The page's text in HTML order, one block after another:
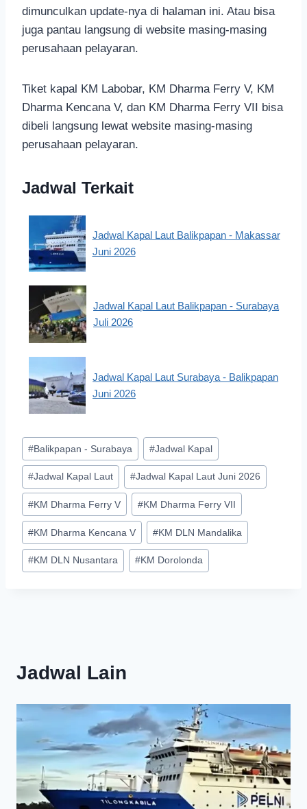
dimunculkan update-nya di halaman ini. Atau bisa
juga pantau langsung di website masing-masing
perusahaan pelayaran.
Tiket kapal KM Labobar, KM Dharma Ferry V, KM
Dharma Kencana V, dan KM Dharma Ferry VII bisa
dibeli langsung lewat website masing-masing
perusahaan pelayaran.
Jadwal Terkait
Jadwal Kapal Laut Balikpapan - Makassar
Juni 2026
Jadwal Kapal Laut Balikpapan - Surabaya
Juli 2026
Jadwal Kapal Laut Surabaya - Balikpapan
Juni 2026
Post
Tags:
#Balikpapan - Surabaya #Jadwal Kapal
#Jadwal Kapal Laut #Jadwal Kapal Laut Juni 2026
#KM Dharma Ferry V #KM Dharma Ferry VII
#KM Dharma Kencana V #KM DLN Mandalika
#KM DLN Nusantara #KM Dorolonda
Jadwal Lain